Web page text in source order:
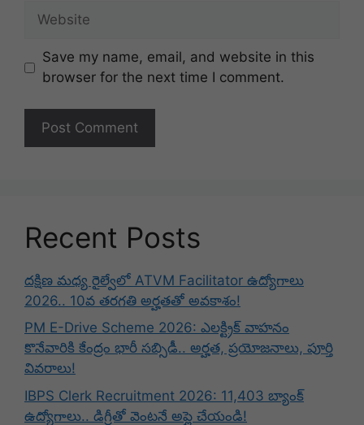
Website
Save my name, email, and website in this
browser for the next time I comment.
Recent Posts
దక్షిణ మధ్య రైల్వేలో ATVM Facilitator ఉద్యోగాలు
2026.. 10వ తరగతి అర్హతతో అవకాశం!
PM E-Drive Scheme 2026: ఎలక్ట్రిక్ వాహనం
కొనేవారికి కేంద్రం భారీ సబ్సిడీ.. అర్హత, ప్రయోజనాలు, పూర్తి
వివరాలు!
IBPS Clerk Recruitment 2026: 11,403 బ్యాంక్
ఉద్యోగాలు.. డిగ్రీతో వెంటనే అప్లై చేయండి!